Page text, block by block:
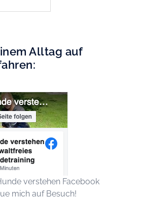
Alltag auf
verstehen Facebook
mich auf Besuch!